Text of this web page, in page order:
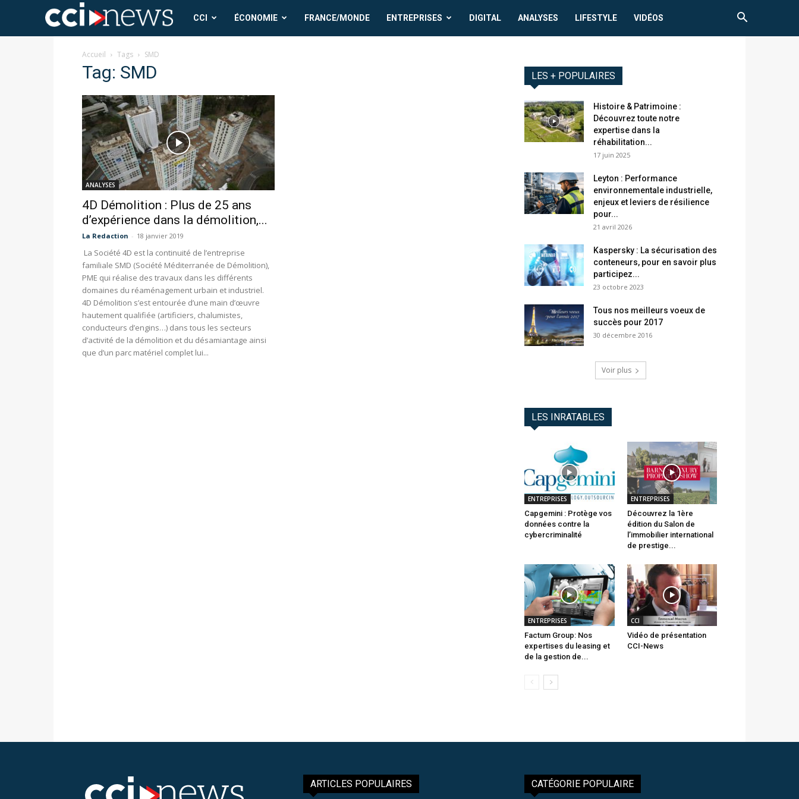
CCICCI ÉCONOMIE FRANCE/MONDE ENTREPRISES DIGITAL ANALYSES LIFESTYLE VIDÉOS
Accueil Tags SMD
Tag: SMD
ANALYSES
4D Démolition : Plus de 25 ans
d’expérience dans la démolition,...
La Redaction - 18 janvier 2019
La Société 4D est la continuité de l’entreprise
familiale SMD (Société Méditerranée de Démolition),
PME qui réalise des travaux dans les différents
domaines du réaménagement urbain et industriel.
4D Démolition s’est entourée d’une main d’œuvre
hautement qualifiée (artificiers, chalumistes,
conducteurs d’engins…) dans tous les secteurs
d’activité de la démolition et du désamiantage ainsi
que d’un parc matériel complet lui...
LES + POPULAIRES
Histoire & Patrimoine :
Découvrez toute notre
expertise dans la
réhabilitation...
17 juin 2025
Leyton : Performance
environnementale industrielle,
enjeux et leviers de résilience
pour...
21 avril 2026
Kaspersky : La sécurisation des
conteneurs, pour en savoir plus
participez...
23 octobre 2023
Tous nos meilleurs voeux de
succès pour 2017
30 décembre 2016
Voir plus
LES INRATABLES
ENTREPRISES
Capgemini : Protège vos
données contre la
cybercriminalité
ENTREPRISES
Découvrez la 1ère
édition du Salon de
l’immobilier international
de prestige...
ENTREPRISES
Factum Group: Nos
expertises du leasing et
de la gestion de...
CCI
Vidéo de présentation
CCI-News
ARTICLES POPULAIRES CATÉGORIE POPULAIRE